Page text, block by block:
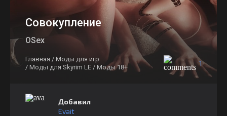
Совокупление
OSex
Главная / Моды для игр
/ Моды для Skyrim LE / Моды 18+ 1
Добавил
Evait